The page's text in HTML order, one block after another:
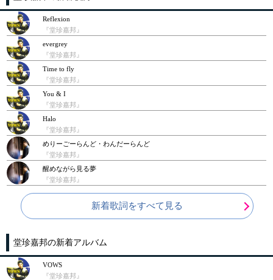
Reflexion
『堂珍嘉邦』
evergrey
『堂珍嘉邦』
Time to fly
『堂珍嘉邦』
You & I
『堂珍嘉邦』
Halo
『堂珍嘉邦』
めりーごーらんど・わんだーらんど
『堂珍嘉邦』
醒めながら見る夢
『堂珍嘉邦』
新着歌詞をすべて見る
堂珍嘉邦の新着アルバム
VOWS
『堂珍嘉邦』